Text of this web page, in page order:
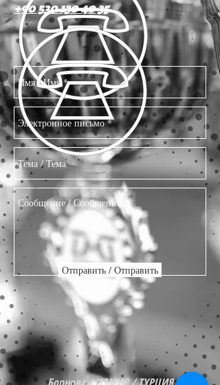
+90 530 130 40 35
Отправить / Отправить